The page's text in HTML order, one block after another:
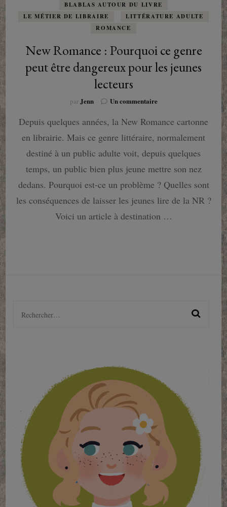
BLABLAS AUTOUR DU LIVRE
LE MÉTIER DE LIBRAIRE
LITTÉRATURE ADULTE
ROMANCE
New Romance : Pourquoi ce genre
peut être dangereux pour les jeunes
lecteurs
parJenn Un commentairesur
Romance
Pourquoi
ce
genre
peut
être
dangereux
pour
jeunes
Depuis quelques années, la New Romance cartonne
en librairie. Mais ce genre littéraire, normalement
destiné à un public adulte voit, depuis quelques
temps, un public bien plus jeune mettre son nez
dedans. Pourquoi est-ce un problème ? Quelles sont
les conséquences de laisser les jeunes lire de la NR ?
Voici un article à destination …
Rechercher :